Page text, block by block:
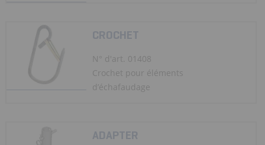
CROCHET
N° d'art. 01408
Crochet pour éléments
d’échafaudage
ADAPTER